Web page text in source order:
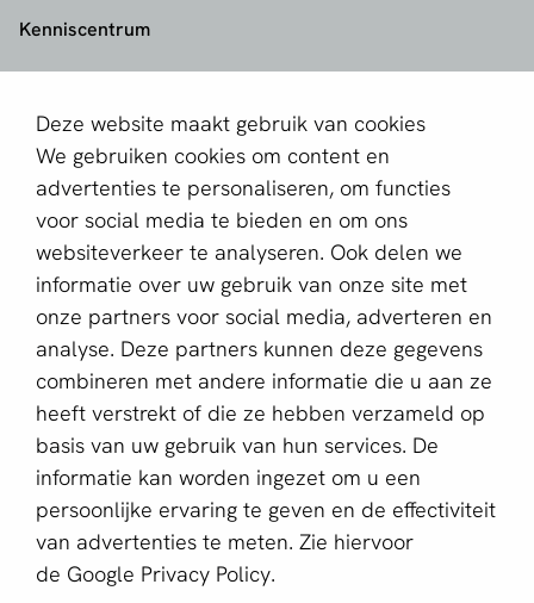
Deze website maakt gebruik van cookies
We gebruiken cookies om content en
advertenties te personaliseren, om functies
voor social media te bieden en om ons
websiteverkeer te analyseren. Ook delen we
informatie over uw gebruik van onze site met
onze partners voor social media, adverteren en
analyse. Deze partners kunnen deze gegevens
combineren met andere informatie die u aan ze
heeft verstrekt of die ze hebben verzameld op
basis van uw gebruik van hun services. De
informatie kan worden ingezet om u een
persoonlijke ervaring te geven en de effectiviteit
van advertenties te meten. Zie hiervoor
de Google Privacy Policy.
Kenniscentrum
Contact
Over ons
Partner worden
Schrijf je in voor de nieuwsbrief
E-mailadres *
Deze website wordt beschermd door reCAPTCHA en het
Privacybeleid
en de Servicevoorwaarden
van toepassing.
Nederlands